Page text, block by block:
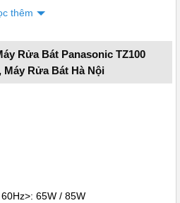
và trẻ em.
thêm
Rửa Bát Panasonic TZ100
Máy Rửa Bát Hà Nội
65W / 85W